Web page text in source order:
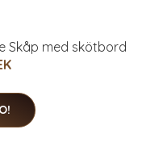
Skåp med skötbord